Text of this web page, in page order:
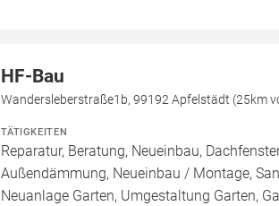
HF-Bau
Wandersleberstraße1b, 99192 Apfelstädt (25km
TÄTIGKEITEN
Reparatur, Beratung, Neueinbau,
Außendämmung, Neueinbau / Montage,
Neuanlage Garten, Umgestaltung Garten,